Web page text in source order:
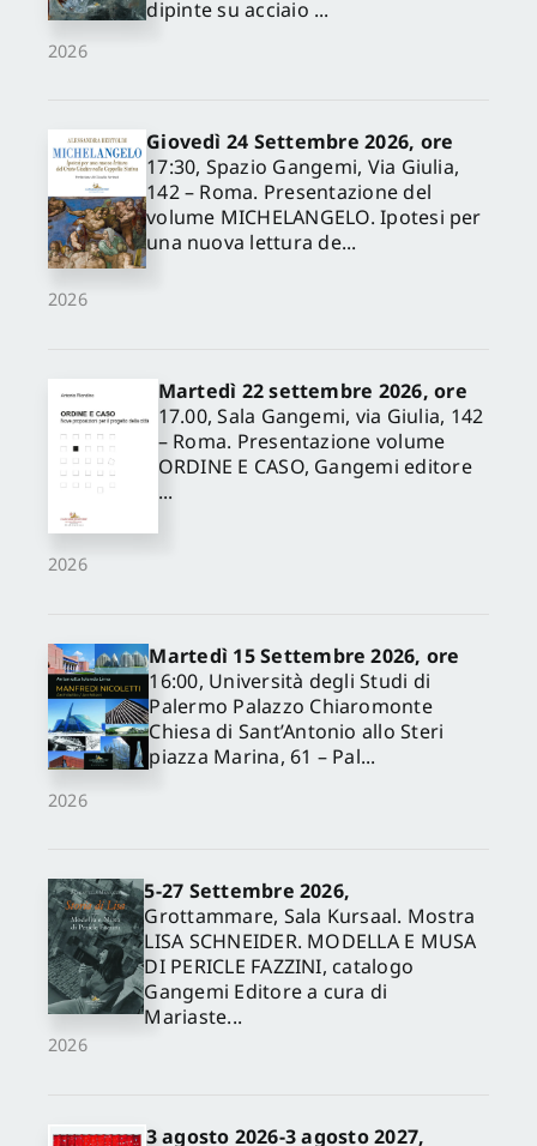
2026
dipinte su acciaio ...
2026
Giovedì 24 Settembre 2026, ore
17:30, Spazio Gangemi, Via Giulia,
142 – Roma. Presentazione del
volume MICHELANGELO. Ipotesi per
una nuova lettura de...
2026
Martedì 22 settembre 2026, ore
17.00, Sala Gangemi, via Giulia, 142
– Roma. Presentazione volume
ORDINE E CASO, Gangemi editore
...
2026
Martedì 15 Settembre 2026, ore
16:00, Università degli Studi di
Palermo Palazzo Chiaromonte
Chiesa di Sant’Antonio allo Steri
piazza Marina, 61 – Pal...
2026
5-27 Settembre 2026,
Grottammare, Sala Kursaal. Mostra
LISA SCHNEIDER. MODELLA E MUSA
DI PERICLE FAZZINI, catalogo
Gangemi Editore a cura di
Mariaste...
3 agosto 2026-3 agosto 2027,